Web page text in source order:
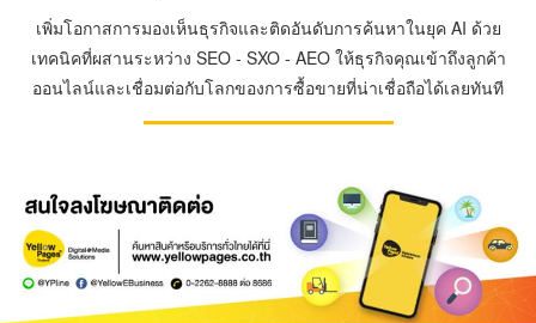
เพิ่มโอกาสการมองเห็นธุรกิจและติดอันดับการค้นหาในยุค AI ด้วย
เทคนิคที่ผสานระหว่าง SEO - SXO - AEO ให้ธุรกิจคุณเข้าถึงลูกค้า
ออนไลน์และเชื่อมต่อกับโลกของการซื้อขายที่น่าเชื่อถือได้เลยทันที